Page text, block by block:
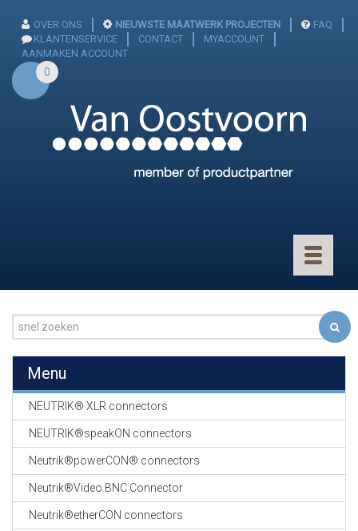
OVER ONS NIEUWSTE MAATWERK PROJECTEN
FAQ
KLANTENSERVICE
CONTACT
MYACCOUNT
AANMAKEN ACCOUNT
0
Toggle
GEVLOCHTEN KOUS
EN
KRIMP KOUS
KOPER KABEL
OP ROL
Menu
NEUTRIK® XLR connectors
NEUTRIK®speakON connectors
Neutrik®powerCON® connectors
Neutrik®Video BNC Connector
Neutrik®etherCON connectors